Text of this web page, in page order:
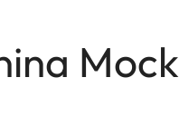
Mock